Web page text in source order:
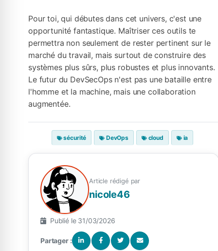
Pour toi, qui débutes dans cet univers, c'est une
opportunité fantastique. Maîtriser ces outils te
permettra non seulement de rester pertinent sur le
marché du travail, mais surtout de construire des
systèmes plus sûrs, plus robustes et plus innovants.
Le futur du DevSecOps n'est pas une bataille entre
l'homme et la machine, mais une collaboration
augmentée.
sécurité DevOps cloud ia
Article rédigé par
nicole46
Publié le 31/03/2026
Partager :